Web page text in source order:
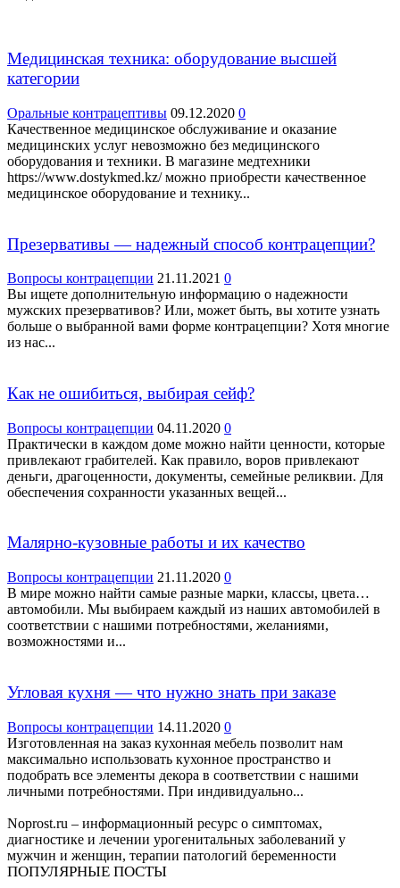
Медицинская техника: оборудование высшей
категории
Оральные контрацептивы 09.12.2020 0
Качественное медицинское обслуживание и оказание
медицинских услуг невозможно без медицинского
оборудования и техники. В магазине медтехники
https://www.dostykmed.kz/ можно приобрести качественное
медицинское оборудование и технику...
Презервативы — надежный способ контрацепции?
Вопросы контрацепции 21.11.2021 0
Вы ищете дополнительную информацию о надежности
мужских презервативов? Или, может быть, вы хотите узнать
больше о выбранной вами форме контрацепции? Хотя многие
из нас...
Как не ошибиться, выбирая сейф?
Вопросы контрацепции 04.11.2020 0
Практически в каждом доме можно найти ценности, которые
привлекают грабителей. Как правило, воров привлекают
деньги, драгоценности, документы, семейные реликвии. Для
обеспечения сохранности указанных вещей...
Малярно-кузовные работы и их качество
Вопросы контрацепции 21.11.2020 0
В мире можно найти самые разные марки, классы, цвета…
автомобили. Мы выбираем каждый из наших автомобилей в
соответствии с нашими потребностями, желаниями,
возможностями и...
Угловая кухня — что нужно знать при заказе
Вопросы контрацепции 14.11.2020 0
Изготовленная на заказ кухонная мебель позволит нам
максимально использовать кухонное пространство и
подобрать все элементы декора в соответствии с нашими
личными потребностями. При индивидуально...
Noprost.ru – информационный ресурс о симптомах,
диагностике и лечении урогенитальных заболеваний у
мужчин и женщин, терапии патологий беременности
ПОПУЛЯРНЫЕ ПОСТЫ